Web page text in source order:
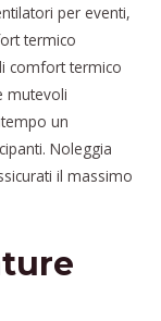
per eventi,
termico
comfort termico
mutevoli
un
Noleggia
il massimo